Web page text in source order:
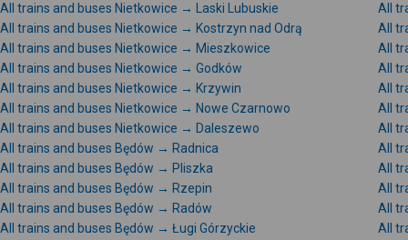
All trains and buses Nietkowice → Laski Lubuskie
All
All trains and buses Nietkowice → Kostrzyn nad Odrą
All
All trains and buses Nietkowice → Mieszkowice
All
All trains and buses Nietkowice → Godków
All
All trains and buses Nietkowice → Krzywin
All
All trains and buses Nietkowice → Nowe Czarnowo
All
All trains and buses Nietkowice → Daleszewo
All
All trains and buses Będów → Radnica
All
All trains and buses Będów → Pliszka
All
All trains and buses Będów → Rzepin
All
All trains and buses Będów → Radów
All
All trains and buses Będów → Ługi Górzyckie
All